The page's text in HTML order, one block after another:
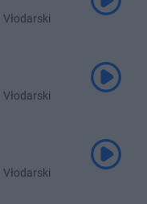
Vłodarski
Vłodarski
Vłodarski